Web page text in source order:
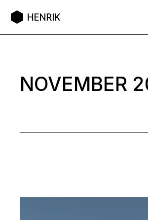
the
NOVEMBER